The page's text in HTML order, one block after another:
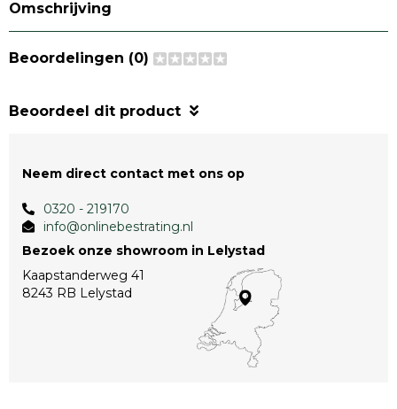
Omschrijving
Beoordelingen (0)
Beoordeel dit product
Neem direct contact met ons op
0320 - 219170
info@onlinebestrating.nl
Bezoek onze showroom in Lelystad
Kaapstanderweg 41
8243 RB Lelystad